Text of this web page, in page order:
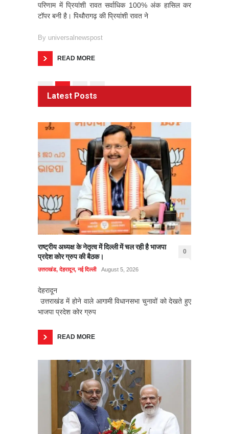
परिणाम में प्रियांशी रावत सर्वाधिक 100% अंक हासिल कर
टॉपर बनी है। पिथौरागढ़ की प्रियांशी रावत ने
By universalnewspost
READ MORE
Latest Posts
राष्ट्रीय अध्यक्ष के नेतृत्व में दिल्ली में चल रही है भाजपा
प्रदेश कोर ग्रुप की बैठक।
0
उत्तराखंड,देहरादून,नई दिल्ली August 5, 2026
देहरादून
उत्तराखंड में होने वाले आगामी विधानसभा चुनावों को देखते हुए
भाजपा प्रदेश कोर ग्रुप
READ MORE